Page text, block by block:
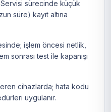
sürecinde küçük
süre) kayıt altına
işlem öncesi netlik,
sonrası test ile kapanışı
cihazlarda; hata kodu
uygulanır.